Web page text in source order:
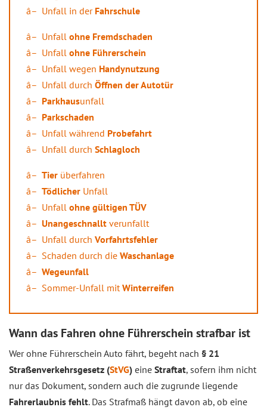
Unfall in der Fahrschule
Unfall ohne Fremdschaden
Unfall ohne Führerschein
Unfall wegen Handynutzung
Unfall durch Öffnen der Autotür
Parkhausunfall
Parkschaden
Unfall während Probefahrt
Unfall durch Schlagloch
Tier überfahren
Tödlicher Unfall
Unfall ohne gültigen TÜV
Unangeschnallt verunfallt
Unfall durch Vorfahrtsfehler
Schaden durch die Waschanlage
Wegeunfall
Sommer-Unfall mitWinterreifen
Wann das Fahren ohne Führerschein strafbar ist
Wer ohne Führerschein Auto fährt, begeht nach § 21
Straßenverkehrsgesetz (StVG) eine Straftat, sofern ihm nicht
nur das Dokument, sondern auch die zugrunde liegende
Fahrerlaubnis fehlt. Das Strafmaß hängt davon ab, ob eine